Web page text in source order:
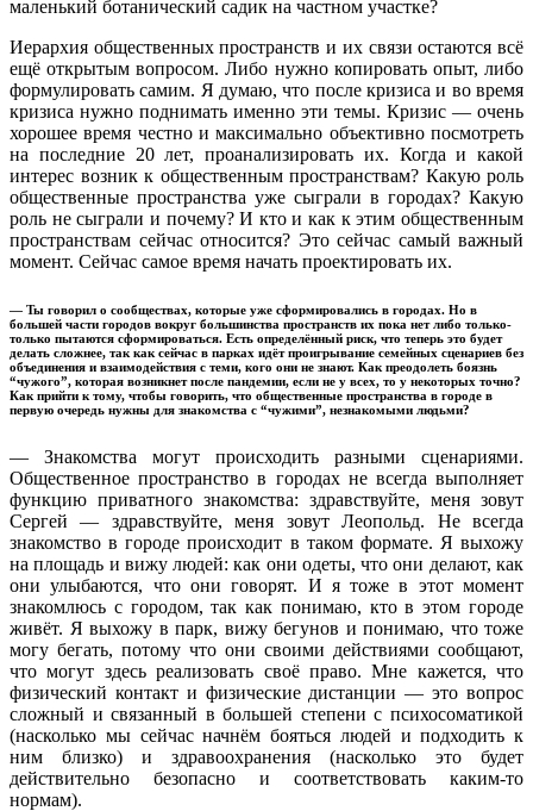
маленький ботанический садик на частном участке?
Иерархия общественных пространств и их связи остаются всё
ещё открытым вопросом. Либо нужно копировать опыт, либо
формулировать самим. Я думаю, что после кризиса и во время
кризиса нужно поднимать именно эти темы. Кризис — очень
хорошее время честно и максимально объективно посмотреть
на последние 20 лет, проанализировать их. Когда и какой
интерес возник к общественным пространствам? Какую роль
общественные пространства уже сыграли в городах? Какую
роль не сыграли и почему? И кто и как к этим общественным
пространствам сейчас относится? Это сейчас самый важный
момент. Сейчас самое время начать проектировать их.
— Ты говорил о сообществах, которые уже сформировались в городах. Но в
большей части городов вокруг большинства пространств их пока нет либо только-
только пытаются сформироваться. Есть определённый риск, что теперь это будет
делать сложнее, так как сейчас в парках идёт проигрывание семейных сценариев без
объединения и взаимодействия с теми, кого они не знают. Как преодолеть боязнь
“чужого”, которая возникнет после пандемии, если не у всех, то у некоторых точно?
Как прийти к тому, чтобы говорить, что общественные пространства в городе в
первую очередь нужны для знакомства с “чужими”, незнакомыми людьми?
— Знакомства могут происходить разными сценариями.
Общественное пространство в городах не всегда выполняет
функцию приватного знакомства: здравствуйте, меня зовут
Сергей — здравствуйте, меня зовут Леопольд. Не всегда
знакомство в городе происходит в таком формате. Я выхожу
на площадь и вижу людей: как они одеты, что они делают, как
они улыбаются, что они говорят. И я тоже в этот момент
знакомлюсь с городом, так как понимаю, кто в этом городе
живёт. Я выхожу в парк, вижу бегунов и понимаю, что тоже
могу бегать, потому что они своими действиями сообщают,
что могут здесь реализовать своё право. Мне кажется, что
физический контакт и физические дистанции — это вопрос
сложный и связанный в большей степени с психосоматикой
(насколько мы сейчас начнём бояться людей и подходить к
ним близко) и здравоохранения (насколько это будет
действительно безопасно и соответствовать каким-то
нормам).